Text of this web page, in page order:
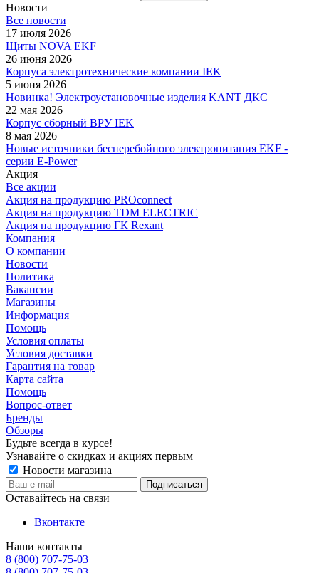
Новости
Все новости
17 июля 2026
Щиты NOVA EKF
26 июня 2026
Корпуса электротехнические компании IEK
5 июня 2026
Новинка! Электроустановочные изделия KANT ДКС
22 мая 2026
Корпус сборный ВРУ IEK
8 мая 2026
Новые источники бесперебойного электропитания EKF -
серии E-Power
Акция
Все акции
Акция на продукцию PROconnect
Акция на продукцию TDM ELECTRIC
Акция на продукцию ГК Rexant
Компания
О компании
Новости
Политика
Вакансии
Магазины
Информация
Помощь
Условия оплаты
Условия доставки
Гарантия на товар
Карта сайта
Помощь
Вопрос-ответ
Бренды
Обзоры
Будьте всегда в курсе!
Узнавайте о скидках и акциях первым
Новости магазина
Оставайтесь на связи
Вконтакте
Наши контакты
8 (800) 707-75-03